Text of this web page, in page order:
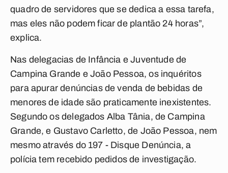
quadro de servidores que se dedica a essa tarefa,
mas eles não podem ficar de plantão 24 horas”,
explica.
Nas delegacias de Infância e Juventude de
Campina Grande e João Pessoa, os inquéritos
para apurar denúncias de venda de bebidas de
menores de idade são praticamente inexistentes.
Segundo os delegados Alba Tânia, de Campina
Grande, e Gustavo Carletto, de João Pessoa, nem
mesmo através do 197 - Disque Denúncia, a
polícia tem recebido pedidos de investigação.